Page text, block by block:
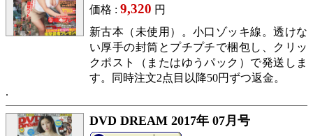
価格 : 9,320 円
新古本（未使用）。小口ゾッキ線。透けな
い厚手の封筒とプチプチで梱包し、クリッ
クポスト（またはゆうパック）で発送しま
す。同時注文2点目以降50円ずつ返金。
DVD DREAM 2017年 07月号